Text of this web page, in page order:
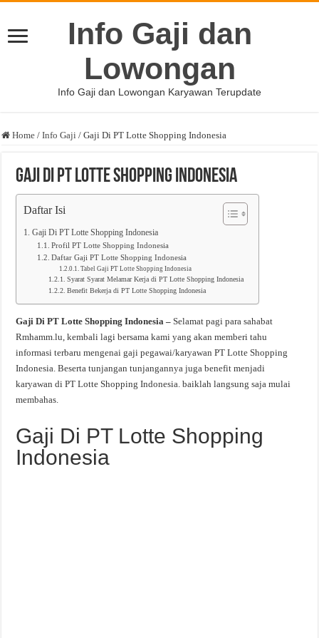
Info Gaji dan
Lowongan
Info Gaji dan Lowongan Karyawan Terupdate
Home / Info Gaji / Gaji Di PT Lotte Shopping Indonesia
Gaji Di PT Lotte Shopping Indonesia
Daftar Isi
Gaji Di PT Lotte Shopping Indonesia
Profil PT Lotte Shopping Indonesia
Daftar Gaji PT Lotte Shopping Indonesia
Tabel Gaji PT Lotte Shopping Indonesia
Syarat Syarat Melamar Kerja di PT Lotte Shopping Indonesia
Benefit Bekerja di PT Lotte Shopping Indonesia
Gaji Di PT Lotte Shopping Indonesia –Selamat pagi para sahabat
Rmhamm.lu, kembali lagi bersama kami yang akan memberi tahu
informasi terbaru mengenai gaji pegawai/karyawan PT Lotte Shopping
Indonesia. Beserta tunjangan tunjangannya juga benefit menjadi
karyawan di PT Lotte Shopping Indonesia. baiklah langsung saja mulai
membahas.
Gaji Di PT Lotte Shopping
Indonesia